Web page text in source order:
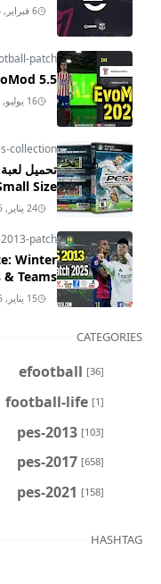
6 فبراير, 2026
patch
5.5
16 يوليو, 2026
collection
Size
24 يناير, 2025
patch
Winter
Teams!
15 يناير, 2025
CATEGORIES
efootball [36]
football-life [1]
pes-2013 [103]
pes-2017 [658]
pes-2021 [158]
HASHTAG